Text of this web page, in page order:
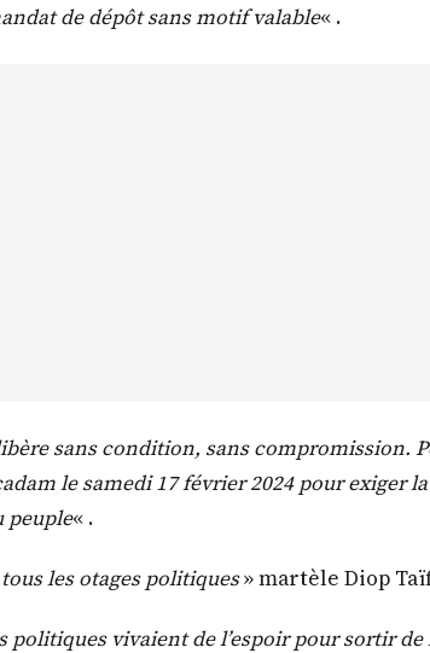
de dépôt sans motif valable« .
sans condition, sans compromission.
le samedi 17 février 2024 pour exiger
peuple« .
les otages politiques» martèle Diop
politiques vivaient de l’espoir pour sortir